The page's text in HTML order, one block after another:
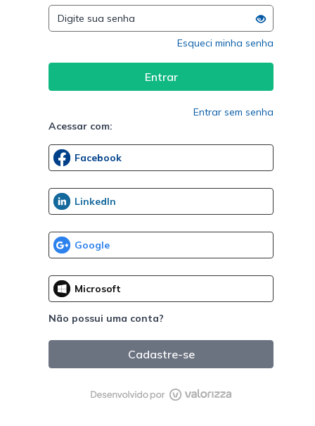
Esqueci minha senha
Entrar sem senha
Acessar com:
Não possui uma conta?